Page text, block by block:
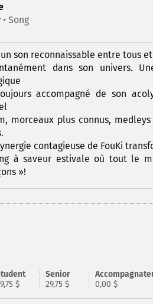
Song
son reconnaissable entre tous
dans son univers.
accompagné de son
morceaux plus connus,
contagieuse de FouKi
à saveur estivale où tout le
»!
$
Senior
29,75 $
0,00 $